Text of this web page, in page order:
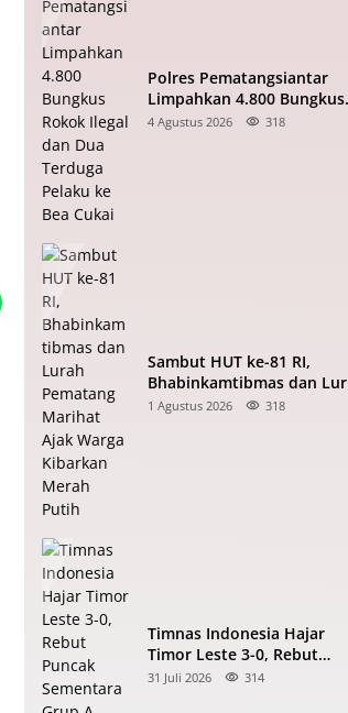
Polres Pematangsiantar
Limpahkan 4.800 Bungkus
Rokok Ilegal dan Dua
4 Agustus 2026 318
Sambut HUT ke-81 RI,
Bhabinkamtibmas dan
Pematang Marihat Ajak
1 Agustus 2026 318
Timnas Indonesia Hajar
Timor Leste 3-0, Rebut
Puncak Sementara Grup A
31 Juli 2026 314